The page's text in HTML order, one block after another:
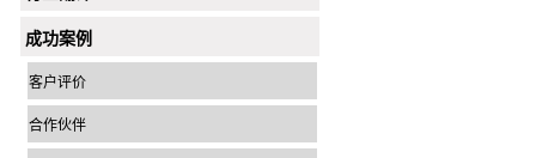
成功案例
客户评价
合作伙伴